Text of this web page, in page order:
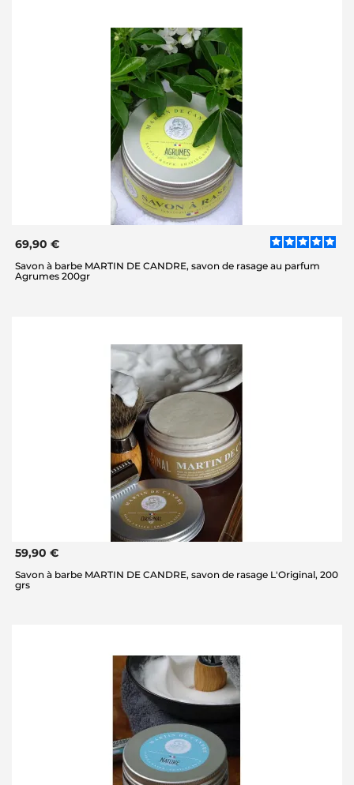
69,90 €
Savon à barbe MARTIN DE CANDRE, savon de rasage au parfum
Agrumes 200gr
59,90 €
Savon à barbe MARTIN DE CANDRE, savon de rasage L'Original, 200
grs